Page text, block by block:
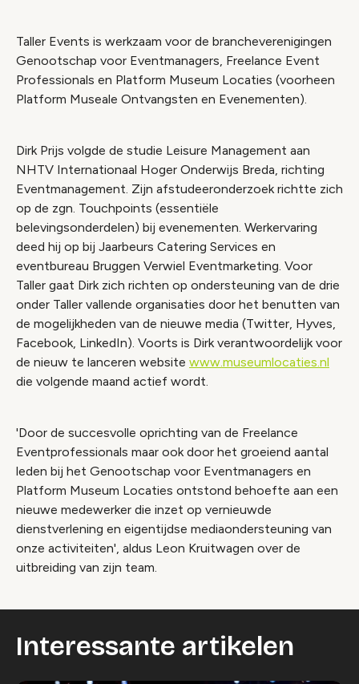
Taller Events is werkzaam voor de brancheverenigingen
Genootschap voor Eventmanagers, Freelance Event
Professionals en Platform Museum Locaties (voorheen
Platform Museale Ontvangsten en Evenementen).
Dirk Prijs volgde de studie Leisure Management aan
NHTV Internationaal Hoger Onderwijs Breda, richting
Eventmanagement. Zijn afstudeeronderzoek richtte zich
op de zgn. Touchpoints (essentiële
belevingsonderdelen) bij evenementen. Werkervaring
deed hij op bij Jaarbeurs Catering Services en
eventbureau Bruggen Verwiel Eventmarketing. Voor
Taller gaat Dirk zich richten op ondersteuning van de drie
onder Taller vallende organisaties door het benutten van
de mogelijkheden van de nieuwe media (Twitter, Hyves,
Facebook, LinkedIn). Voorts is Dirk verantwoordelijk voor
de nieuw te lanceren website www.museumlocaties.nl
die volgende maand actief wordt.
'Door de succesvolle oprichting van de Freelance
Eventprofessionals maar ook door het groeiend aantal
leden bij het Genootschap voor Eventmanagers en
Platform Museum Locaties ontstond behoefte aan een
nieuwe medewerker die inzet op vernieuwde
dienstverlening en eigentijdse mediaondersteuning van
onze activiteiten', aldus Leon Kruitwagen over de
uitbreiding van zijn team.
Interessante artikelen